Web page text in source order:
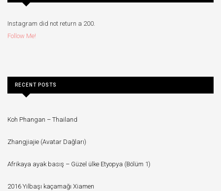
Instagram did not return a 200.
Follow Me!
RECENT POSTS
Koh Phangan – Thailand
Zhangjiajie (Avatar Dağları)
Afrikaya ayak basış – Güzel ülke Etyopya (Bölüm 1)
2016 Yılbaşı kaçamağı Xiamen